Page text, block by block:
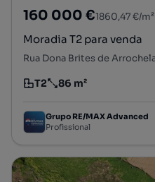
160 000 €1860,47 €/m²
Moradia T2 para venda
Tipologia
T2
Preço por metro quadrado
86 m²
Grupo RE/MAX Advanced
Profissional